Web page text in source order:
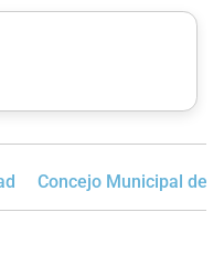
Concejo Municipal de